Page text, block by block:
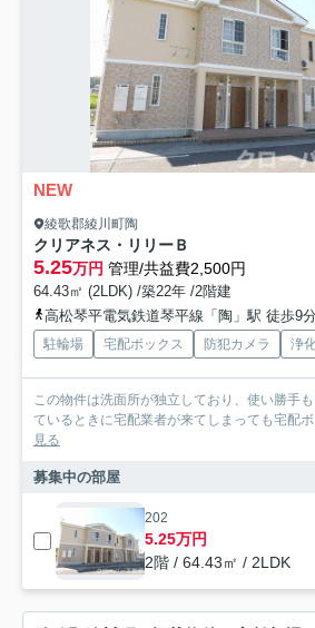
NEW
綾歌郡綾川町陶
クリアネス・リリーＢ
5.25万円 管理/共益費2,500円
64.43㎡ (2LDK) /築22年 /2階建
高松琴平電気鉄道琴平線「陶」駅 徒歩9
駐輪場 宅配ボックス 防犯カメラ 浄
この物件は洗面所が独立しており、使い勝手
ているときに宅配業者が来てしまっても宅配
見る
募集中の部屋
202
5.25万円
2階 / 64.43㎡ / 2LDK